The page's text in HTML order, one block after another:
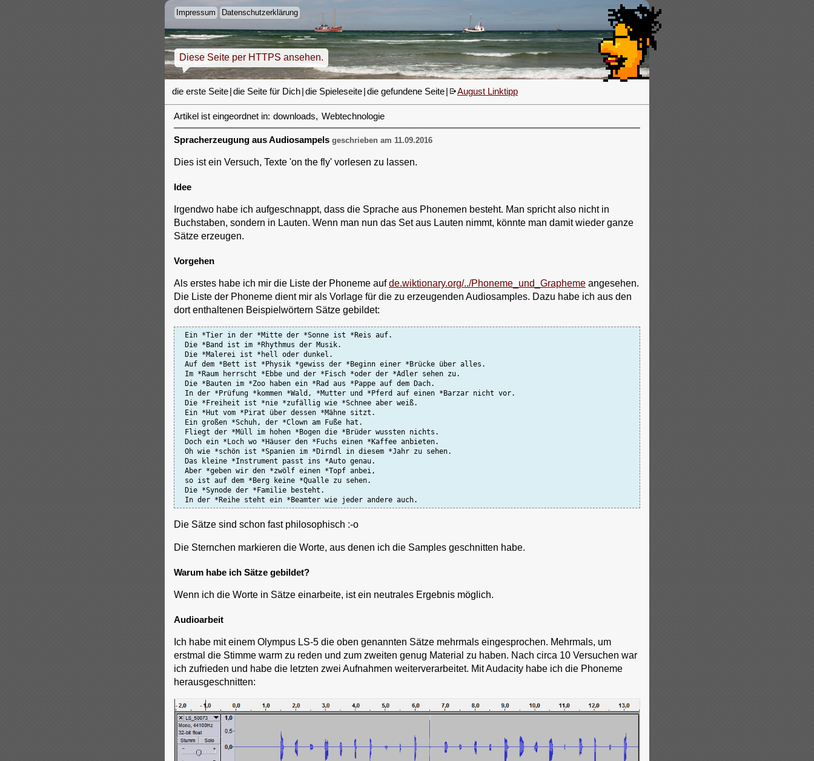
Impressum Datenschutzerklärung
Diese Seite per HTTPS ansehen.
die erste Seite die Seite für Dich die Spieleseite die gefundene Seite August Linktipp
Artikel ist eingeordnet in: downloads, Webtechnologie
Spracherzeugung aus Audiosampels geschrieben am 11.09.2016
Dies ist ein Versuch, Texte 'on the fly' vorlesen zu lassen.
Idee
Irgendwo habe ich aufgeschnappt, dass die Sprache aus Phonemen besteht. Man spricht also nicht in
Buchstaben, sondern in Lauten. Wenn man nun das Set aus Lauten nimmt, könnte man damit wieder ganze
Sätze erzeugen.
Vorgehen
Als erstes habe ich mir die Liste der Phoneme aufde.wiktionary.org/../Phoneme_und_Grapheme angesehen.
Die Liste der Phoneme dient mir als Vorlage für die zu erzeugenden Audiosamples. Dazu habe ich aus den
dort enthaltenen Beispielwörtern Sätze gebildet:
Ein *Tier in der *Mitte der *Sonne ist *Reis auf.
Die *Band ist im *Rhythmus der Musik.
Die *Malerei ist *hell oder dunkel.
Auf dem *Bett ist *Physik *gewiss der *Beginn einer *Brücke über alles.
Im *Raum herrscht *Ebbe und der *Fisch *oder der *Adler sehen zu.
Die *Bauten im *Zoo haben ein *Rad aus *Pappe auf dem Dach.
In der *Prüfung *kommen *Wald, *Mutter und *Pferd auf einen *Barzar nicht vor.
Die *Freiheit ist *nie *zufällig wie *Schnee aber weiß.
Ein *Hut vom *Pirat über dessen *Mähne sitzt.
Ein großen *Schuh, der *Clown am Fuße hat.
Fliegt der *Müll im hohen *Bogen die *Brüder wussten nichts.
Doch ein *Loch wo *Häuser den *Fuchs einen *Kaffee anbieten.
Oh wie *schön ist *Spanien im *Dirndl in diesem *Jahr zu sehen.
Das kleine *Instrument passt ins *Auto genau.
Aber *geben wir den *zwölf einen *Topf anbei,
so ist auf dem *Berg keine *Qualle zu sehen.
Die *Synode der *Familie besteht.
In der *Reihe steht ein *Beamter wie jeder andere auch.
Die Sätze sind schon fast philosophisch :-o
Die Sternchen markieren die Worte, aus denen ich die Samples geschnitten habe.
Warum habe ich Sätze gebildet?
Wenn ich die Worte in Sätze einarbeite, ist ein neutrales Ergebnis möglich.
Audioarbeit
Ich habe mit einem Olympus LS-5 die oben genannten Sätze mehrmals eingesprochen. Mehrmals, um
erstmal die Stimme warm zu reden und zum zweiten genug Material zu haben. Nach circa 10 Versuchen war
ich zufrieden und habe die letzten zwei Aufnahmen weiterverarbeitet. Mit Audacity habe ich die Phoneme
herausgeschnitten: